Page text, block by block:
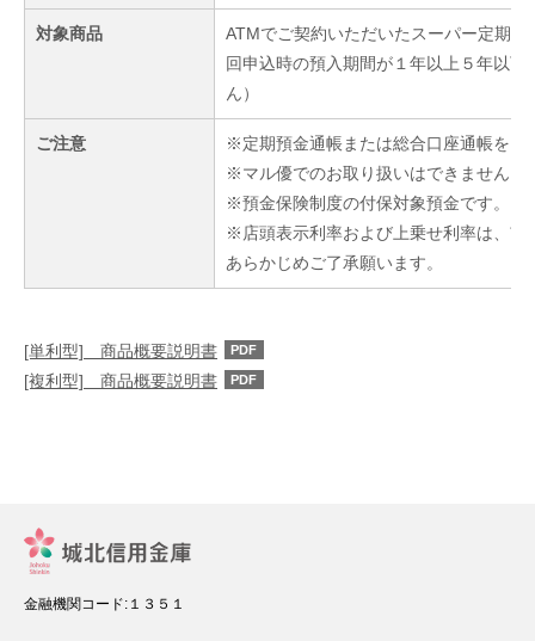
対象商品
ATMでご契約いただいたスーパー定期
回申込時の預入期間が１年以上５年以
ん）
ご注意
※定期預金通帳または総合口座通帳をお
※マル優でのお取り扱いはできません。
※預金保険制度の付保対象預金です。
※店頭表示利率および上乗せ利率は、市
あらかじめご了承願います。
[単利型] 商品概要説明書 PDF
[複利型] 商品概要説明書 PDF
金融機関コード:１３５１